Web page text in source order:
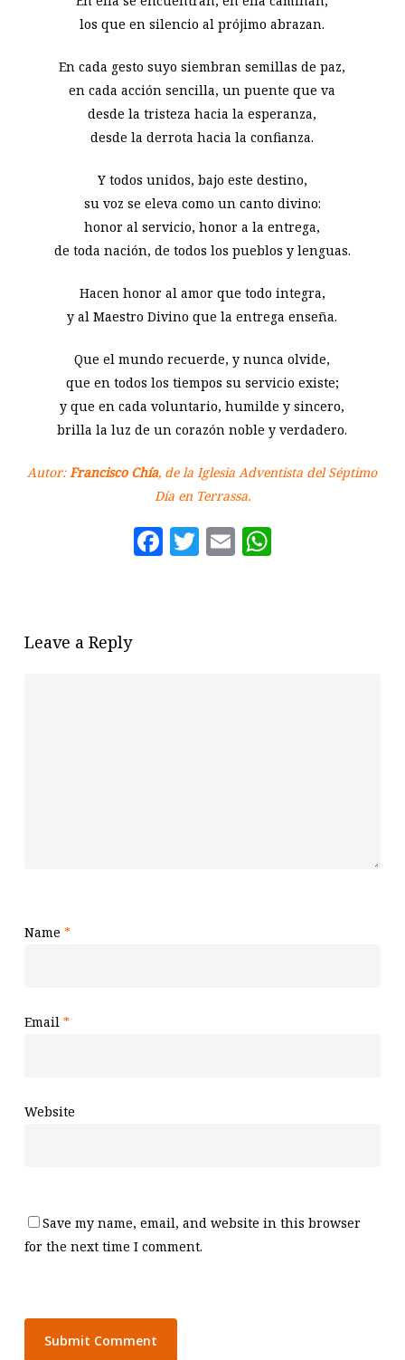
los que en silencio al prójimo abrazan.
En cada gesto suyo siembran semillas de paz,
en cada acción sencilla, un puente que va
desde la tristeza hacia la esperanza,
desde la derrota hacia la confianza.
Y todos unidos, bajo este destino,
su voz se eleva como un canto divino:
honor al servicio, honor a la entrega,
de toda nación, de todos los pueblos y lenguas.
Hacen honor al amor que todo integra,
y al Maestro Divino que la entrega enseña.
Que el mundo recuerde, y nunca olvide,
que en todos los tiempos su servicio existe;
y que en cada voluntario, humilde y sincero,
brilla la luz de un corazón noble y verdadero.
Autor:Francisco Chía, de la Iglesia Adventista del Séptimo
Día en Terrassa.
Facebook
Twitter
Email
Leave a Reply
Name *
Email *
Website
Save my name, email, and website in this browser
for the next time I comment.